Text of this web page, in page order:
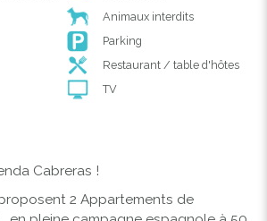
Animaux interdits
Parking
Restaurant / table d'hôtes
TV
Cabreras !
2 Appartements de